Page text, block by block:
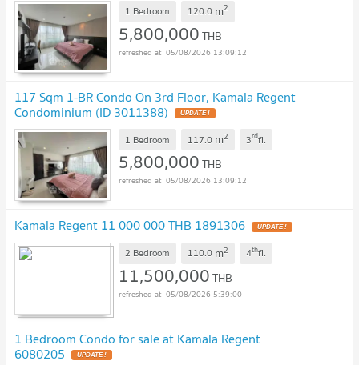
1 Bedroom 120.0 m2
5,800,000THB
05/08/2026 13:09:12
117 Sqm 1-BR Condo On 3rd Floor, Kamala Regent
Condominium (ID 3011388) UPDATE !
1 Bedroom 117.0 m2 3rdfl.
5,800,000THB
05/08/2026 13:09:12
Kamala Regent 11 000 000 THB 1891306 UPDATE !
2 Bedroom 110.0 m2 4thfl.
11,500,000THB
05/08/2026 5:39:00
1 Bedroom Condo for sale at Kamala Regent
6080205 UPDATE !